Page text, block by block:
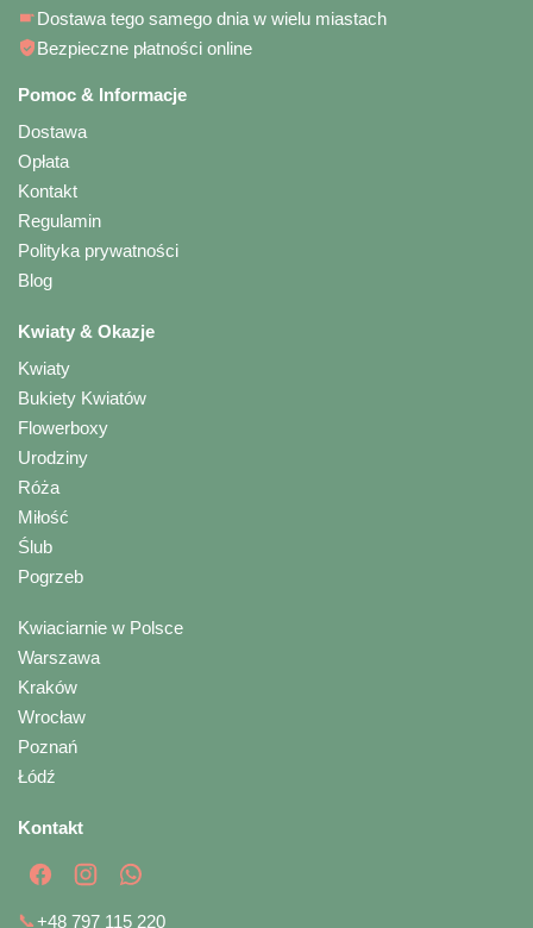
Dostawa tego samego dnia w wielu miastach
Bezpieczne płatności online
Pomoc & Informacje
Dostawa
Opłata
Kontakt
Regulamin
Polityka prywatności
Blog
Kwiaty & Okazje
Kwiaty
Bukiety Kwiatów
Flowerboxy
Urodziny
Róża
Miłość
Ślub
Pogrzeb
Kwiaciarnie w Polsce
Warszawa
Kraków
Wrocław
Poznań
Łódź
Kontakt
📞+48 797 115 220